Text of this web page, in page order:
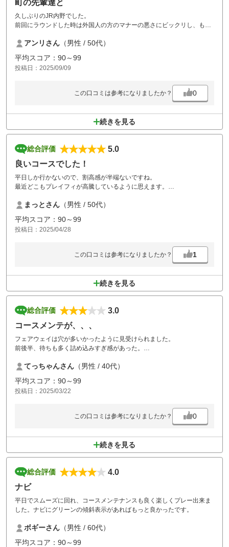
町の先輩達と
久しぶりのJR内野でした。
前回にラウンドした時は外国人の方のマナーの悪さにビックリし、もー
今回は非常に良く又ラウンドしたいと思いました。
アンリさん （男性 / 50代）
平均スコア：90～99
投稿日：2025/09/09
この口コミは参考になりましたか？ 0
続きを見る
総合評価
5.0
良いコースでした！
平日しか行かないので、割高感が半端ないですね。
最近どこもプレイフィが高騰しているように思えます。
で、フェアウェイ、ラフの芝の刈り方は手入れが行き届いて大変楽しめ
ました。
所々フェアウェイの芝が薄い箇所がありましたが全体的には◎だと思い
ます。
ル跡は少し気になりました。
たりしますがそれが出来なく残念です。
設備3にしたのは、ロッカーです。
物を取りに行くのにイチイチ靴を脱ぐのは非常に手間です。他にも靴を
脱がせる所ありますが、靴のまま上がれる巨大なスリッパを置いてる所
もあります。改善して欲しいなぁと思います。
また行く際は楽しみにしています。
まっとさん （男性 / 50代）
平均スコア：90～99
投稿日：2025/04/28
この口コミは参考になりましたか？ 1
続きを見る
総合評価
3.0
コースメンテが、、、
フェアウェイは穴が多いかったように見受けられました。
前後半、待ちも多く詰め込みすぎ感があった。
てっちゃんさん （男性 / 40代）
平均スコア：90～99
投稿日：2025/03/22
この口コミは参考になりましたか？ 0
続きを見る
総合評価
4.0
ナビ
平日でスムーズに回れ、コースメンテナンスも良く楽しくプレー出来ま
した。ナビにグリーンの傾斜表示があればもっと良かったです。
ボギーさん （男性 / 60代）
平均スコア：90～99